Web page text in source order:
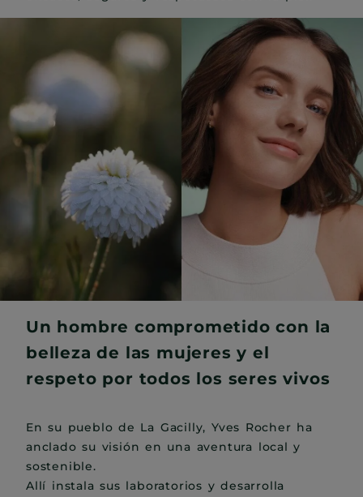
Un hombre comprometido con la
belleza de las mujeres y el
respeto por todos los seres vivos
En su pueblo de La Gacilly, Yves Rocher ha
anclado su visión en una aventura local y
sostenible.
Allí instala sus laboratorios y desarrolla